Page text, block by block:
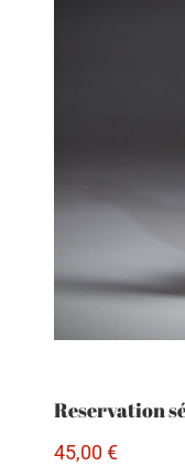
Reservation
45,00€